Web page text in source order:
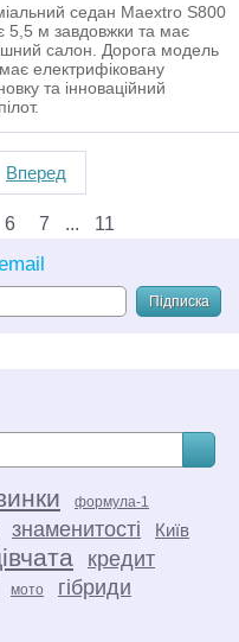
седан Maextro S800
5,5 м завдовжки та має
салон. Дорога модель
електрифіковану
та інноваційний
Вперед
6 7 11
Підписка
формула-1
знаменитості Київ
кредит
мото гібриди